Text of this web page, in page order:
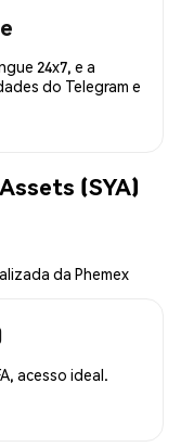
24x7, e a
do Telegram e
(SYA)
da Phemex
acesso ideal.